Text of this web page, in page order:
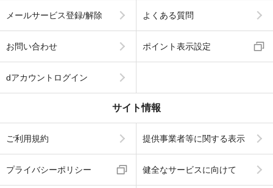
メールサービス登録/解除 よくある質問
お問い合わせ ポイント表示設定
dアカウントログイン
サイト情報
ご利用規約 提供事業者等に関する表示
プライバシーポリシー 健全なサービスに向けて